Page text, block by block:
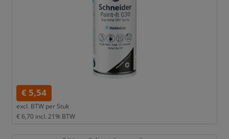
€ 5,54
excl. BTW per Stuk
€ 6,70 incl. 21% BTW